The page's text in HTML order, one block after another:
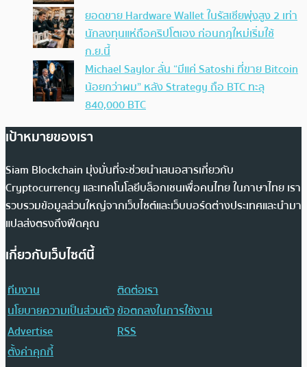
ยอดขาย Hardware Wallet ในรัสเซียพุ่งสูง 2 เท่า
นักลงทุนแห่ถือคริปโตเอง ก่อนกฎใหม่เริ่มใช้
ก.ย.นี้
Michael Saylor ลั่น “มีแค่ Satoshi ที่ขาย Bitcoin
น้อยกว่าผม” หลัง Strategy ถือ BTC ทะลุ
840,000 BTC
เป้าหมายของเรา
Siam Blockchain มุ่งมั่นที่จะช่วยนำเสนอสารเกี่ยวกับ
Cryptocurrency และเทคโนโลยีบล็อกเชนเพื่อคนไทย ในภาษาไทย เรา
รวบรวมข้อมูลส่วนใหญ่จากเว็บไซต์และเว็บบอร์ดต่างประเทศและนำมา
แปลส่งตรงถึงฟีดคุณ
เกี่ยวกับเว็บไซต์นี้
ทีมงาน
ติดต่อเรา
นโยบายความเป็นส่วนตัวข้อตกลงในการใช้งาน
Advertise
RSS
ตั้งค่าคุกกี้